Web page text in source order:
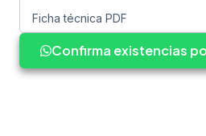
Ficha técnica PDF
Confirma existencias